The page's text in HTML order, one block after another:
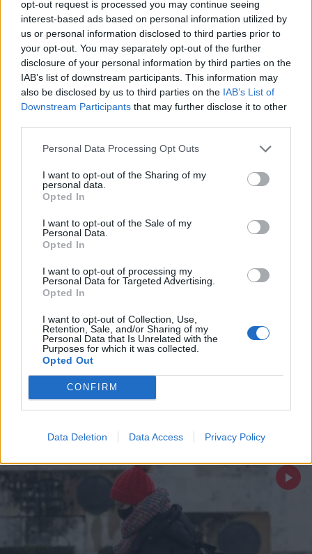
opt-out request is processed you may continue seeing
interest-based ads based on personal information utilized by
us or personal information disclosed to third parties prior to
your opt-out. You may separately opt-out of the further
disclosure of your personal information by third parties on the
IAB’s list of downstream participants. This information may
also be disclosed by us to third parties on the IAB’s List of
Downstream Participants that may further disclose it to other
Personal Data Processing Opt Outs
I want to opt-out of the Sharing of my
personal data.
Opted In
I want to opt-out of the Sale of my
Personal Data.
Opted In
I want to opt-out of processing my
Personal Data for Targeted Advertising.
Opted In
I want to opt-out of Collection, Use,
Retention, Sale, and/or Sharing of my
Personal Data that Is Unrelated with the
Purposes for which it was collected.
Opted Out
CONFIRM
Data Deletion Data Access Privacy Policy
θερμοκρασίας - Έρχεται χειμώνας το
Σάββατο - "Ανάμεσα σε δύο ισχυρά
καιρικά γεγονότα η Ελλάδα", λέει ο
Μαρουσάκης
ΕΛΛΑΔΑ 15.11.2023 07:52
PARAPOLITIKA NEWSROOM
Καιρός: Ηλιοφάνεια σήμερα, χειμώνας το
Σαββατοκύριακο - Άνοιξη πάλι από
Δευτέρα (Χάρτες)
Εγγραφή στο newsletter
Αποδέχομαι τους
και την πολιτική απορρήτου
X